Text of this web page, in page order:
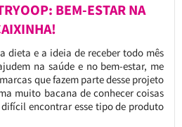
BEM-ESTAR NA
dieta e a ideia de receber todo mês
na saúde e no bem-estar, me
que fazem parte desse projeto
muito bacana de conhecer coisas
encontrar esse tipo de produto